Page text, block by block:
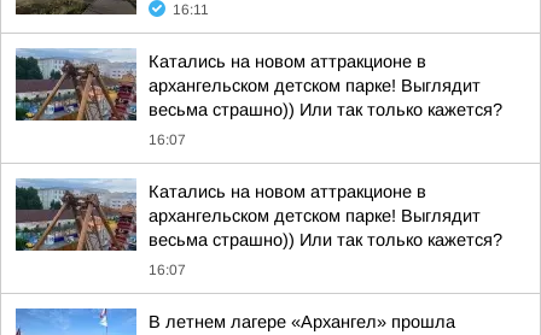
16:11
Катались на новом аттракционе в
архангельском детском парке! Выглядит
весьма страшно)) Или так только кажется?
16:07
Катались на новом аттракционе в
архангельском детском парке! Выглядит
весьма страшно)) Или так только кажется?
16:07
В летнем лагере «Архангел» прошла